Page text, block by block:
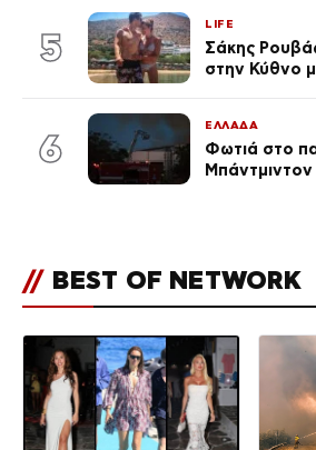
5
LIFE
Σάκης
στην Κύθνο
6
ΕΛΛΑΔΑ
Φωτιά στο
// BEST OF NETWORK